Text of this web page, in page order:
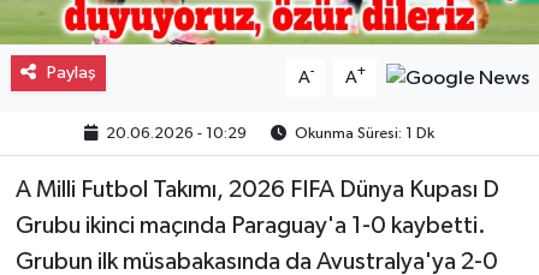
Paylaş A- A+
20.06.2026 - 10:29 Okunma Süresi: 1 Dk
A Milli Futbol Takımı, 2026 FIFA Dünya Kupası D
Grubu ikinci maçında Paraguay'a 1-0 kaybetti.
Grubun ilk müsabakasında da Avustralya'ya 2-0